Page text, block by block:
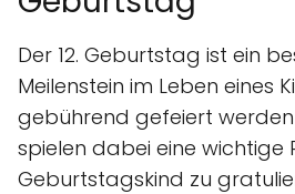
Der 12. Geburtstag ist ein
Meilenstein im Leben eines
gebührend gefeiert werden
spielen dabei eine wichtige
Geburtstagskind zu